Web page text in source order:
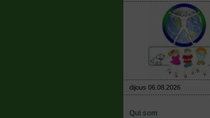
dijous 06.08.2026
Qui som